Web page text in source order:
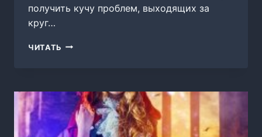
получить кучу проблем, выходящих за
круг…
ЧИТАТЬ ТРИ